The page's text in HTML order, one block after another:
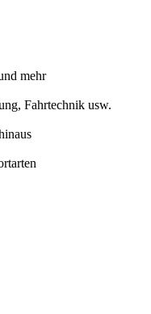
mehr
Fahrtechnik usw.